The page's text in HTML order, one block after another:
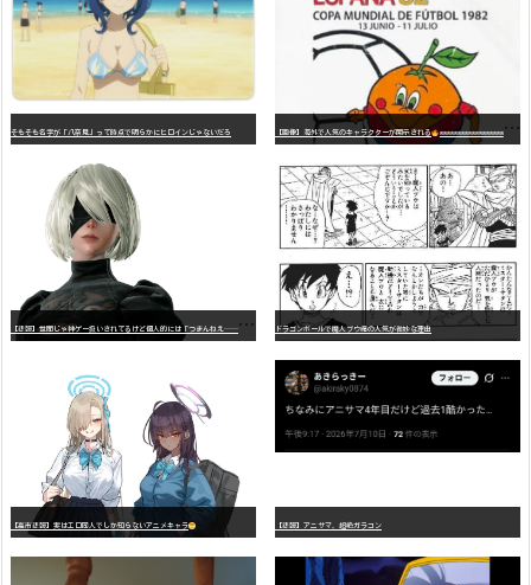
そもそも名字が「八奈見」って時点で明らかにヒロインじゃないだろ 【画像】海外で人気のキャラクターが開示される wwwwwwwwwwwwwwwwwwwwwwwwwwwwwwwwwwwwwwwwwwwwwwwww
【
悲報】世間じゃ神ゲー扱いされてるけど個人的には「つまんねえ……」と思ったゲーム挙げてけ ドラゴンボールで魔人ブウ編の人気が微妙な理由
【高市悲報】実はエロ同人でしか知らないアニメキャラ 【悲報】アニサマ、超絶ガラコン